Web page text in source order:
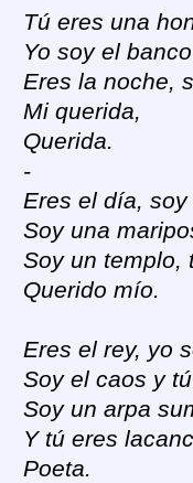
Tú eres una
Yo soy el
Eres la noche,
Mi querida,
Querida.
-
Eres el día,
Soy una
Soy un templo,
Querido mío.
Eres el rey, yo
Soy el caos y
Soy un arpa
Y tú eres
Poeta.